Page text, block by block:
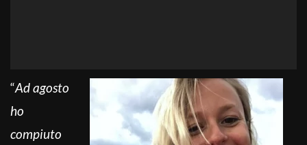
“Ad agosto
ho
compiuto